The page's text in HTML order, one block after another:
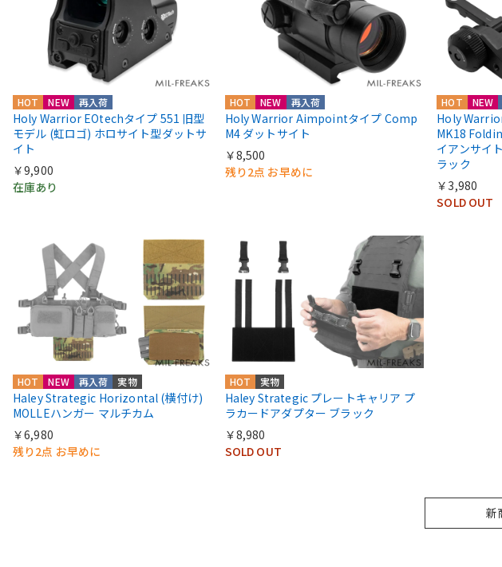
HOT NEW 再入荷
Holy Warrior EOtechタイプ 551 旧型
モデル (虹ロゴ) ホロサイト型ダットサ
イト
￥9,900
在庫あり
HOT NEW 再入荷
Holy Warrior Aimpointタイプ Comp
M4 ダットサイト
￥8,500
残り2点 お早めに
HOT NEW
Holy
MK18
イアンサイ
ラック
￥3,980
SOLD OUT
HOT NEW 再入荷 実物
Haley Strategic Horizontal (横付け)
MOLLEハンガー マルチカム
￥6,980
残り2点 お早めに
HOT 実物
Haley Strategic プレートキャリア プ
ラカードアダプター ブラック
￥8,980
SOLD OUT
新